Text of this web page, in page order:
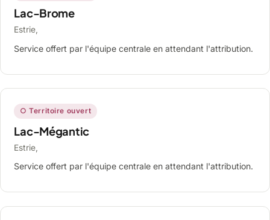
Lac-Brome
Estrie,
Service offert par l'équipe centrale en attendant l'attribution.
○ Territoire ouvert
Lac-Mégantic
Estrie,
Service offert par l'équipe centrale en attendant l'attribution.